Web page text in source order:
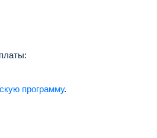
программу.